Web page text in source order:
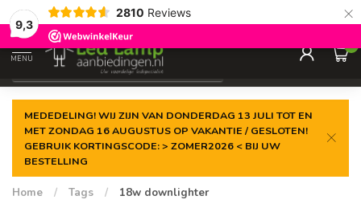
9,3
2810 Reviews ×
Gegarandeerde delaagste prijs
MENU
0
MEDEDELING! WIJ ZIJN VAN DONDERDAG 13 JULI TOT EN
MET ZONDAG 16 AUGUSTUS OP VAKANTIE / GESLOTEN!
GEBRUIK KORTINGSCODE: > ZOMER2026 < BIJ UW
BESTELLING
Home / Tags / 18w downlighter